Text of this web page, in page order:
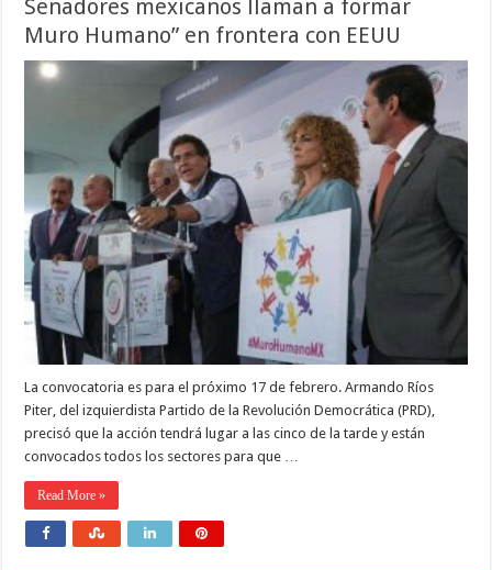
Senadores mexicanos llaman a formar
Muro Humano” en frontera con EEUU
La convocatoria es para el próximo 17 de febrero. Armando Ríos
Piter, del izquierdista Partido de la Revolución Democrática (PRD),
precisó que la acción tendrá lugar a las cinco de la tarde y están
convocados todos los sectores para que …
Read More »